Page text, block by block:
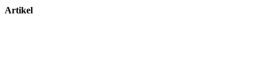
Artikel